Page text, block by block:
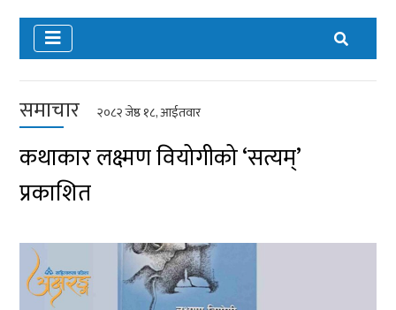
समाचार २०८२ जेष्ठ १८, आईतवार
कथाकार लक्ष्मण वियोगीको ‘सत्यम्’
प्रकाशित